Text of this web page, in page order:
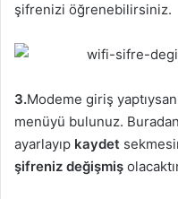
şifrenizi öğrenebilirsiniz.
3.Modeme giriş
menüyü bulunuz. Buradan
ayarlayıp kaydet
şifreniz değişmiş